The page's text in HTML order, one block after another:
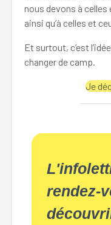
nous devons à
ainsi qu’à celles et
Et surtout, c’est
changer de camp.
Je
rendez-